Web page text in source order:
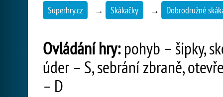
Superhry.cz → Skákačky → Dobrodružné
Ovládání hry:pohyb – šipky,
úder – S, sebrání zbraně,
– D